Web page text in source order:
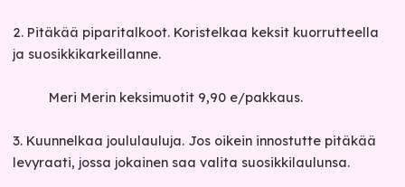
2. Pitäkää piparitalkoot. Koristelkaa keksit kuorrutteella
ja suosikkikarkeillanne.
Meri Merin keksimuotit 9,90 e/pakkaus.
3. Kuunnelkaa joululauluja. Jos oikein innostutte pitäkää
levyraati, jossa jokainen saa valita suosikkilaulunsa.